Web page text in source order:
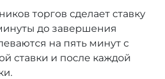
торгов сделает ставку
до завершения
на пять минут с
ставки и после каждой